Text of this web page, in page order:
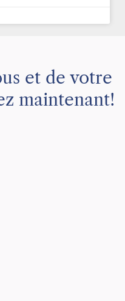
et de votre
maintenant!